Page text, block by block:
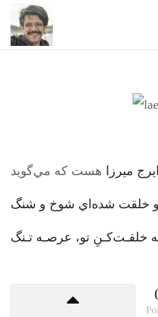
ايرج ميرزا
خلقت شده‌اي شوخ و شنگ